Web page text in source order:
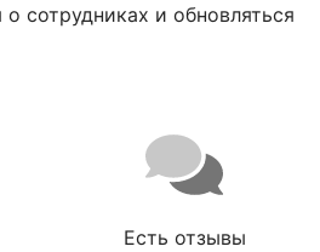
о сотрудниках и обновляться
Есть отзывы